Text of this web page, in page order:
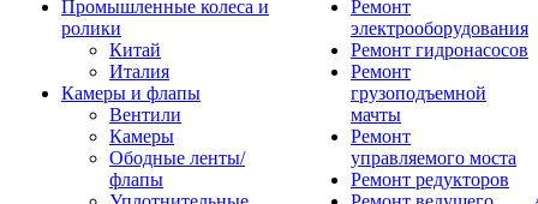
Промышленные колеса и
ролики
Китай
Италия
Камеры и флапы
Вентили
Камеры
Ободные ленты/
флапы
Ремонт
электрооборудования
Ремонт гидронасосов
Ремонт
грузоподъемной
мачты
Ремонт
управляемого моста
Ремонт редукторов